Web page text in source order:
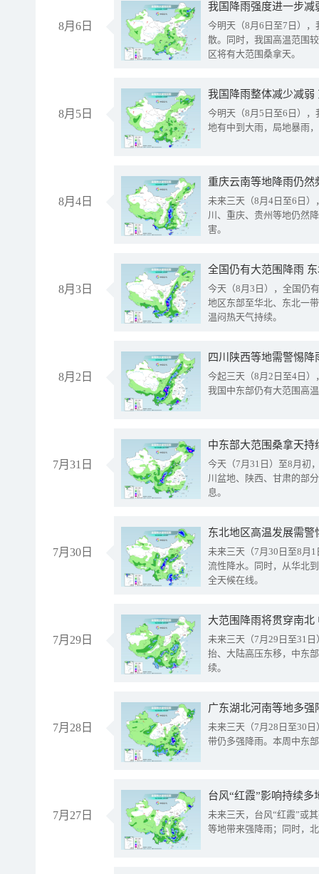
8月6日
今明天（8月6日至7日）
散。同时，我国高温范围
区将有大范围桑拿天。
8月5日
我国降雨整体减少减弱
今明天（8月5日至6日）
地有中到大雨，局地暴雨
8月4日
重庆云南等地降雨仍然
未来三天（8月4日至6日
川、重庆、贵州等地仍然
害。
8月3日
全国仍有大范围降雨
今天（8月3日），全国仍
地区东部至华北、东北一
温闷热天气持续。
8月2日
今起三天（8月2日至4日
我国中东部仍有大范围高
7月31日
中东部大范围桑拿天
今天（7月31日）至8月初
川盆地、陕西、甘肃的部
息。
7月30日
东北地区高温发展需
未来三天（7月30日至8月
流性降水。同时，从华北
全天候在线。
7月29日
大范围降雨将贯穿南
未来三天（7月29日至31
抬、大陆高压东移，中东
续。
7月28日
广东湖北河南等地多
未来三天（7月28日至30
带仍多强降雨。本周中东
7月27日
台风“红霞”影响持续
未来三天，台风“红霞”或
等地带来强降雨；同时，